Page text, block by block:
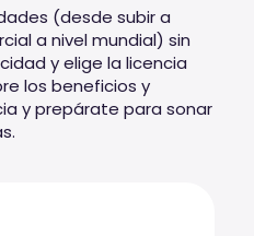
(desde subir a
a nivel mundial) sin
y elige la licencia
los beneficios y
y prepárate para sonar